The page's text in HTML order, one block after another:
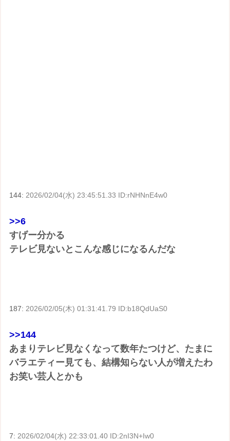
144: 2026/02/04(水) 23:45:51.33 ID:rNHNnE4w0
>>6
すげー分かる
テレビ見ないとこんな感じになるんだな
187: 2026/02/05(木) 01:31:41.79 ID:b18QdUaS0
>>144
あまりテレビ見なくなって数年たつけど、たまに
バラエティー見ても、結構知らない人が増えたわ
お笑い芸人とかも
7:2026/02/04(水) 22:33:01.40 ID:2nI3N+Iw0